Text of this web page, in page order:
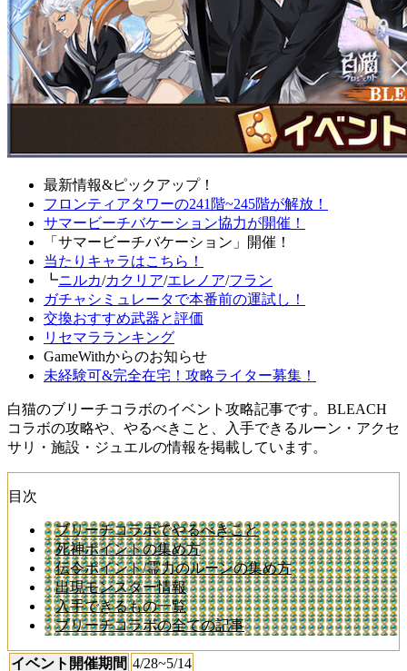
最新情報&ピックアップ！
フロンティアタワーの241階~245階が解放！
サマービーチバケーション協力が開催！
「サマービーチバケーション」開催！
当たりキャラはこちら！
┗ニルカ/カクリア/エレノア/フラン
ガチャシミュレータで本番前の運試し！
交換おすすめ武器と評価
リセマラランキング
GameWithからのお知らせ
未経験可&完全在宅！攻略ライター募集！
白猫のブリーチコラボのイベント攻略記事です。BLEACH
コラボの攻略や、やるべきこと、入手できるルーン・アクセ
サリ・施設・ジュエルの情報を掲載しています。
目次
ブリーチコラボでやるべきこと
死神ポイントの集め方
伝令ポイント/霊力のルーンの集め方
出現モンスター情報
入手できるもの一覧
ブリーチコラボの全ての記事
イベント開催期間 4/28~5/14